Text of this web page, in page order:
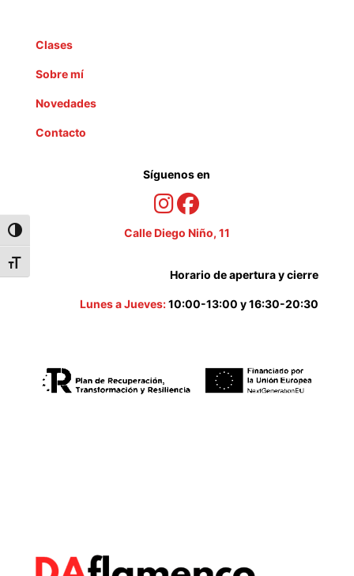
Alternar alto contraste
Alternar tamaño de letra
Clases
Sobre mí
Novedades
Contacto
Síguenos en
Calle Diego Niño, 11
Horario de apertura y cierre
Lunes a Jueves:10:00-13:00 y 16:30-20:30